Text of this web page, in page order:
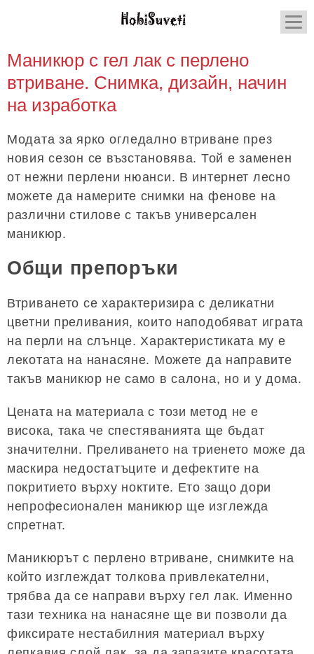
Маникюр с гел лак с перлено
втриване. Снимка, дизайн, начин
на изработка
Модата за ярко огледално втриване през
новия сезон се възстановява. Той е заменен
от нежни перлени нюанси. В интернет лесно
можете да намерите снимки на фенове на
различни стилове с такъв универсален
маникюр.
Общи препоръки
Втриването се характеризира с деликатни
цветни преливания, които наподобяват играта
на перли на слънце. Характеристиката му е
лекотата на нанасяне. Можете да направите
такъв маникюр не само в салона, но и у дома.
Цената на материала с този метод не е
висока, така че спестяванията ще бъдат
значителни. Преливането на триенето може да
маскира недостатъците и дефектите на
покритието върху ноктите. Ето защо дори
непрофесионален маникюр ще изглежда
спретнат.
Маникюрът с перлено втриване, снимките на
който изглеждат толкова привлекателни,
трябва да се направи върху гел лак. Именно
тази техника на нанасяне ще ви позволи да
фиксирате нестабилния материал върху